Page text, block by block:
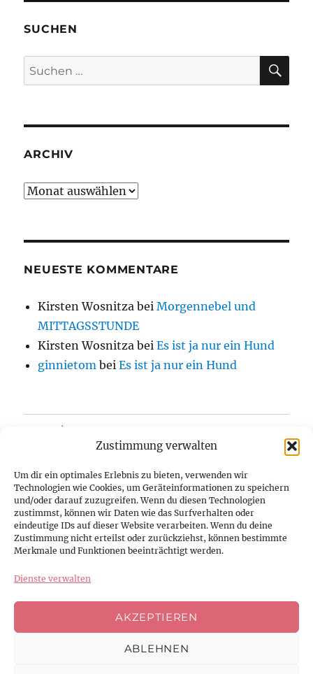
Zustimmung verwalten
Um dir ein optimales Erlebnis zu bieten, verwenden wir
Technologien wie Cookies, um Geräteinformationen zu speichern
und/oder darauf zuzugreifen. Wenn du diesen Technologien
zustimmst, können wir Daten wie das Surfverhalten oder
eindeutige IDs auf dieser Website verarbeiten. Wenn du deine
Zustimmung nicht erteilst oder zurückziehst, können bestimmte
Merkmale und Funktionen beeinträchtigt werden.
Dienste verwalten
AKZEPTIEREN
ABLEHNEN
SUCHEN
Suche
nach:
ARCHIV
Archiv
NEUESTE KOMMENTARE
Kirsten Wosnitza beiMorgennebel und
MITTAGSSTUNDE
Kirsten Wosnitza beiEs ist ja nur ein Hund
ginnietom beiEs ist ja nur ein Hund
Kontakt
Datenschutzerklärung
Cookie-Richtlinie (EU)
Instagram
Youtube